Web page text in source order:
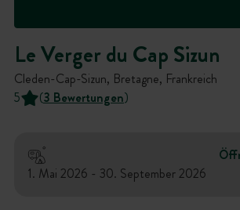
Le Verger du Cap Sizun
Cleden-Cap-Sizun, Bretagne, Frankreich
5
(3 Bewertungen)
1. Mai 2026 - 30. September 2026